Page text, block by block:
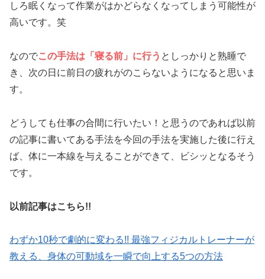
しろ眠くなって作業がはかどらなくなってしまう可能性が
高いです。笑
なのでこの手法は 「 寝る前」に行う としっかりと熟睡で
き、次の日に前日の疲れがのこらないようになると思いま
す。
どうしても仕事の合間に行いたい！と思うのであれば以前
の記事に書いてある手法を今回の手法を実施した後に行え
ば、体に一本線を与えることができて、ビシッとなるそう
です。
以前記事はこちら!!
わずか10秒で劇的に変わる!! 最強フィジカルトレーナーが
教える、身体の可動域を一瞬で向上する5つの方法